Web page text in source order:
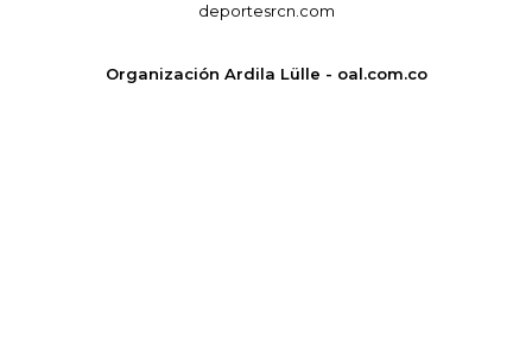
deportesrcn.com
Organización Ardila Lülle - oal.com.co